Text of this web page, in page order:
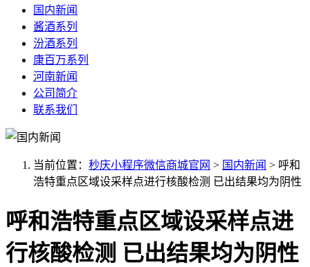
国内新闻
酱酒系列
汾酒系列
康百万系列
河南新闻
公司简介
联系我们
当前位置： 秒庆小程序微信商城官网 > 国内新闻 > 呼和
浩特重点区域设采样点进行核酸检测 已出结果均为阴性
呼和浩特重点区域设采样点进
行核酸检测 已出结果均为阴性